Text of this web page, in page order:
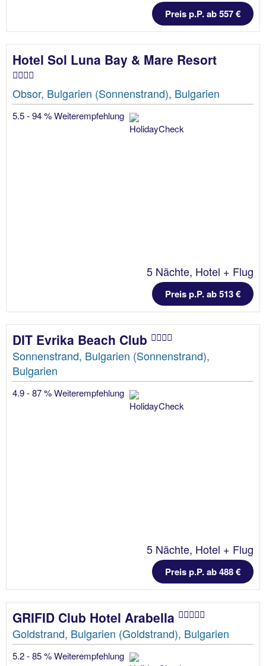
Preis p.P. ab 557 €
Hotel Sol Luna Bay & Mare Resort
Obsor, Bulgarien (Sonnenstrand), Bulgarien
5.5 - 94 % Weiterempfehlung
5 Nächte, Hotel + Flug
Preis p.P. ab 513 €
DIT Evrika Beach Club
Sonnenstrand, Bulgarien (Sonnenstrand),
Bulgarien
4.9 - 87 % Weiterempfehlung
5 Nächte, Hotel + Flug
Preis p.P. ab 488 €
GRIFID Club Hotel Arabella
Goldstrand, Bulgarien (Goldstrand), Bulgarien
5.2 - 85 % Weiterempfehlung